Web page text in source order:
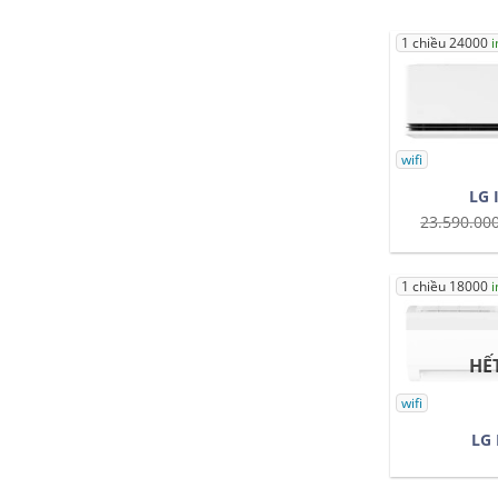
1 chiều 24000
wifi
LG
1 chiều 18000
wifi
LG